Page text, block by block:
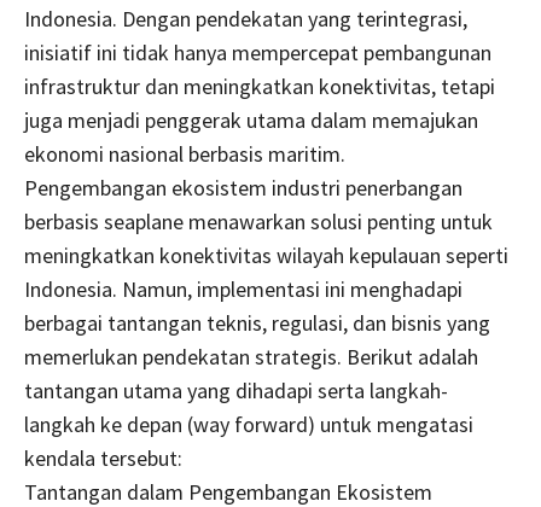
Indonesia. Dengan pendekatan yang terintegrasi,
inisiatif ini tidak hanya mempercepat pembangunan
infrastruktur dan meningkatkan konektivitas, tetapi
juga menjadi penggerak utama dalam memajukan
ekonomi nasional berbasis maritim.
Pengembangan ekosistem industri penerbangan
berbasis seaplane menawarkan solusi penting untuk
meningkatkan konektivitas wilayah kepulauan seperti
Indonesia. Namun, implementasi ini menghadapi
berbagai tantangan teknis, regulasi, dan bisnis yang
memerlukan pendekatan strategis. Berikut adalah
tantangan utama yang dihadapi serta langkah-
langkah ke depan (way forward) untuk mengatasi
kendala tersebut:
Tantangan dalam Pengembangan Ekosistem